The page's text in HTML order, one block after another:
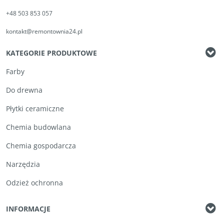
+48 503 853 057
kontakt@remontownia24.pl
KATEGORIE PRODUKTOWE
Farby
Do drewna
Płytki ceramiczne
Chemia budowlana
Chemia gospodarcza
Narzędzia
Odzież ochronna
INFORMACJE